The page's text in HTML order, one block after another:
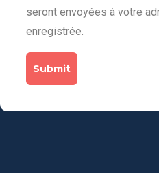
seront envoyées à votre
enregistrée.